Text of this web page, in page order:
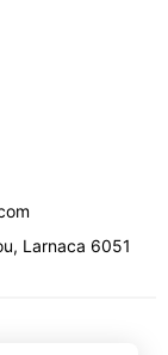
, Larnaca 6051